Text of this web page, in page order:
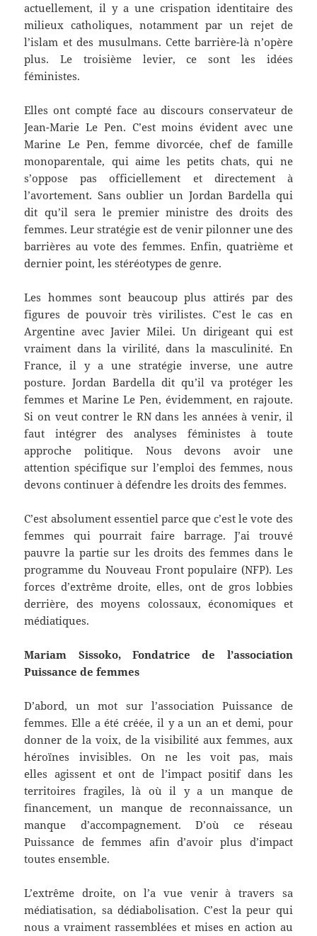
actuellement, il y a une crispation identitaire des
milieux catholiques, notamment par un rejet de
l’islam et des musulmans. Cette barrière-là n’opère
plus. Le troisième levier, ce sont les idées
féministes.
Elles ont compté face au discours conservateur de
Jean-Marie Le Pen. C’est moins évident avec une
Marine Le Pen, femme divorcée, chef de famille
monoparentale, qui aime les petits chats, qui ne
s’oppose pas officiellement et directement à
l’avortement. Sans oublier un Jordan Bardella qui
dit qu’il sera le premier ministre des droits des
femmes. Leur stratégie est de venir pilonner une des
barrières au vote des femmes. Enfin, quatrième et
dernier point, les stéréotypes de genre.
Les hommes sont beaucoup plus attirés par des
figures de pouvoir très virilistes. C’est le cas en
Argentine avec Javier Milei. Un dirigeant qui est
vraiment dans la virilité, dans la masculinité. En
France, il y a une stratégie inverse, une autre
posture. Jordan Bardella dit qu’il va protéger les
femmes et Marine Le Pen, évidemment, en rajoute.
Si on veut contrer le RN dans les années à venir, il
faut intégrer des analyses féministes à toute
approche politique. Nous devons avoir une
attention spécifique sur l’emploi des femmes, nous
devons continuer à défendre les droits des femmes.
C’est absolument essentiel parce que c’est le vote des
femmes qui pourrait faire barrage. J’ai trouvé
pauvre la partie sur les droits des femmes dans le
programme du Nouveau Front populaire (NFP). Les
forces d’extrême droite, elles, ont de gros lobbies
derrière, des moyens colossaux, économiques et
médiatiques.
Mariam Sissoko, Fondatrice de l’association
Puissance de femmes
D’abord, un mot sur l’association Puissance de
femmes. Elle a été créée, il y a un an et demi, pour
donner de la voix, de la visibilité aux femmes, aux
héroïnes invisibles. On ne les voit pas, mais
elles agissent et ont de l’impact positif dans les
territoires fragiles, là où il y a un manque de
financement, un manque de reconnaissance, un
manque d’accompagnement. D’où ce réseau
Puissance de femmes afin d’avoir plus d’impact
toutes ensemble.
L’extrême droite, on l’a vue venir à travers sa
médiatisation, sa dédiabolisation. C’est la peur qui
nous a vraiment rassemblées et mises en action au